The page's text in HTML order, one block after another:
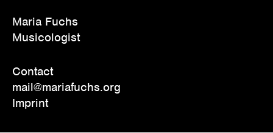
Maria Fuchs
Musicologist
Contact
mail@mariafuchs.org
Imprint